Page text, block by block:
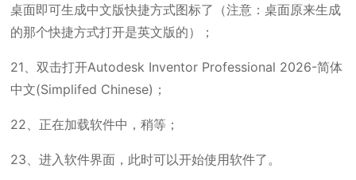
桌面即可生成中文版快捷方式图标了（注意：桌面原来生成
的那个快捷方式打开是英文版的）；
21、双击打开Autodesk Inventor Professional 2026-简体
中文(Simplifed Chinese)；
22、正在加载软件中，稍等；
23、进入软件界面，此时可以开始使用软件了。